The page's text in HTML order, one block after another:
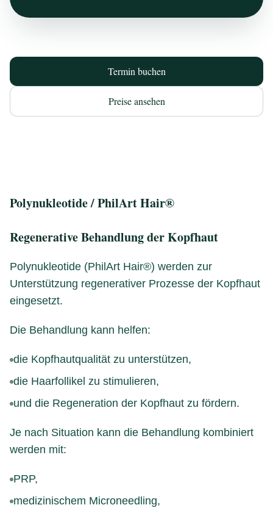
Termin buchen
Preise ansehen
Polynukleotide / PhilArt Hair®
Regenerative Behandlung der Kopfhaut
Polynukleotide (PhilArt Hair®) werden zur
Unterstützung regenerativer Prozesse der Kopfhaut
eingesetzt.
Die Behandlung kann helfen:
die Kopfhautqualität zu unterstützen,
die Haarfollikel zu stimulieren,
und die Regeneration der Kopfhaut zu fördern.
Je nach Situation kann die Behandlung kombiniert
werden mit:
PRP,
medizinischem Microneedling,